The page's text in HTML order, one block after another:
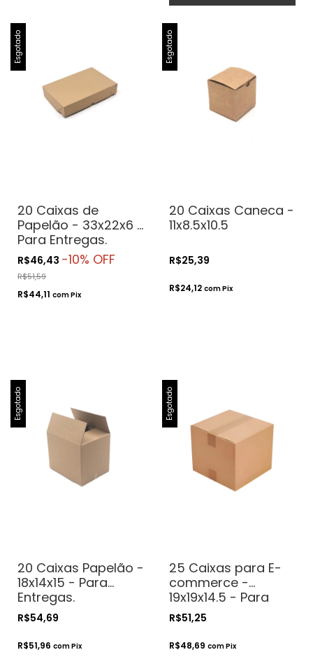
Esgotado
20 Caixas de
Papelão - 33x22x6 -
Para Entregas.
Transporte.
Correios
R$46,43 -10% OFF
R$51,59
R$44,11 comPix
Esgotado
20 Caixas Caneca -
11x8.5x10.5
R$25,39
R$24,12 comPix
Esgotado
20 Caixas Papelão -
18x14x15 - Para
Entregas.
Transporte.
Correios
R$54,69
R$51,96 comPix
Esgotado
25 Caixas para E-
commerce -
19x19x14.5 - Para
Entregas.
Transporte.
Correios
R$51,25
R$48,69 comPix